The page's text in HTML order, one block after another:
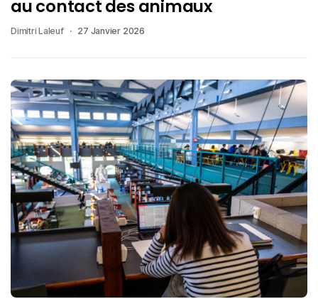
au contact des animaux
Dimitri Laleuf 27 Janvier 2026